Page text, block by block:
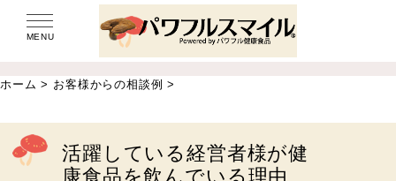
ホーム > お客様からの相談例 >
活躍している経営者様が健
康食品を飲んでいる理由